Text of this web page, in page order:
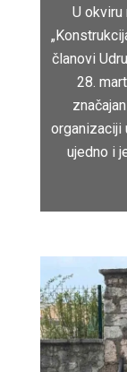
U okviru
članovi
28.
organizaciji
ujedno i